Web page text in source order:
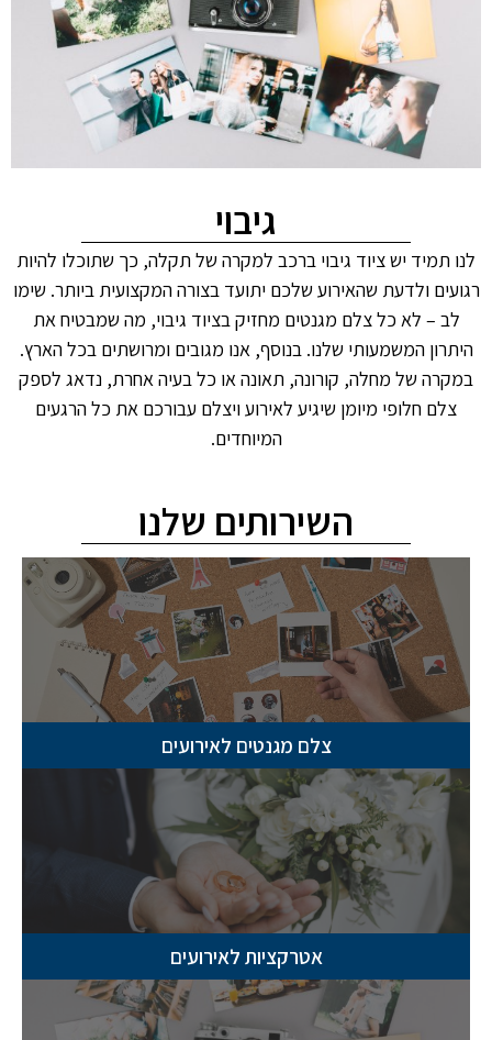
גיבוי
לנו תמיד יש ציוד גיבוי ברכב למקרה של תקלה, כך שתוכלו להיות
רגועים ולדעת שהאירוע שלכם יתועד בצורה המקצועית ביותר. שימו
לב – לא כל צלם מגנטים מחזיק בציוד גיבוי, מה שמבטיח את
היתרון המשמעותי שלנו. בנוסף, אנו מגובים ומרושתים בכל הארץ.
במקרה של מחלה, קורונה, תאונה או כל בעיה אחרת, נדאג לספק
צלם חלופי מיומן שיגיע לאירוע ויצלם עבורכם את כל הרגעים
המיוחדים.
השירותים שלנו
צלם מגנטים לאירועים
אטרקציות לאירועים